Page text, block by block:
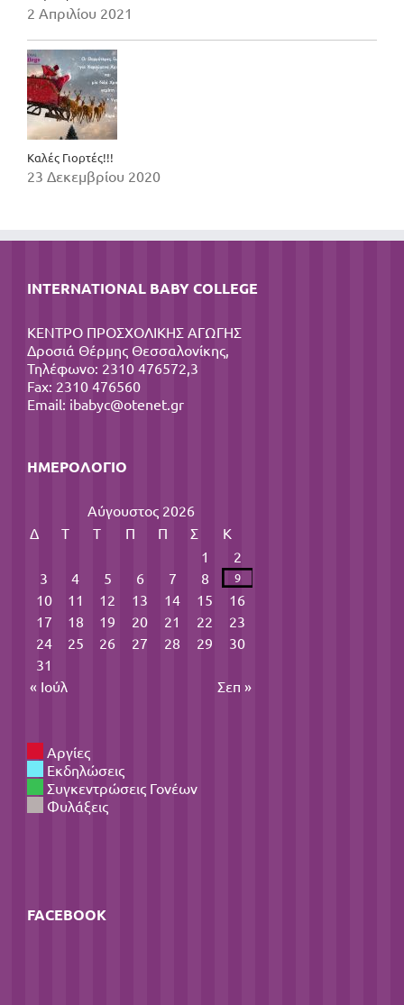
2 Απριλίου 2021
Καλές Γιορτές!!!
23 Δεκεμβρίου 2020
INTERNATIONAL BABY COLLEGE
ΚΕΝΤΡΟ ΠΡΟΣΧΟΛΙΚΗΣ ΑΓΩΓΗΣ
Δροσιά Θέρμης Θεσσαλονίκης,
Τηλέφωνο: 2310 476572,3
Fax: 2310 476560
Email: ibabyc@otenet.gr
ΗΜΕΡΟΛΌΓΙΟ
Αύγουστος 2026
Δ
Τ Τ Π Π Σ
Κ
1
2
3
4 5 6 7 8 9
10 11 12 13 14 15
16
17
18 19 20 21 22
23
24
25 26 27 28 29
30
31
« Ιούλ
Σεπ »
Αργίες
Εκδηλώσεις
Συγκεντρώσεις Γονέων
Φυλάξεις
FACEBOOK